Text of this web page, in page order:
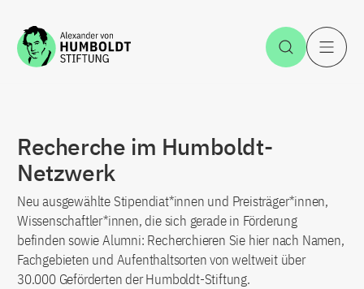
Zum Inhalt springen Suche
Recherche im Humboldt-
Netzwerk
Neu ausgewählte Stipendiat*innen und Preisträger*innen,
Wissenschaftler*innen, die sich gerade in Förderung
befinden sowie Alumni: Recherchieren Sie hier nach Namen,
Fachgebieten und Aufenthaltsorten von weltweit über
30.000 Geförderten der Humboldt-Stiftung.